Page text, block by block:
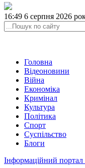
16:49 6 серпня 2026
Головна
Відеоновини
Війна
Економіка
Кримінал
Культура
Політика
Спорт
Суспільство
Блоги
Інформаційний портал